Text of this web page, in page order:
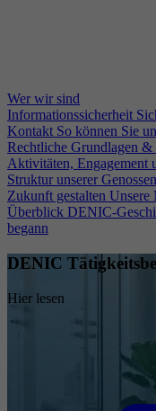
Wer wir sind
Informationssicherheit
Kontakt So können Sie
Rechtliche Grundlagen &
Aktivitäten, Engagement
Struktur unserer
Zukunft gestalten Unsere
Überblick DENIC-
begann
DENIC
Hier lesen